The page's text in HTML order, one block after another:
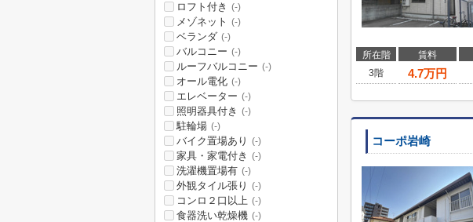
所在階 賃料
3階
4.7万円
コーポ岩崎
ロフト付き (-)
メゾネット (-)
ベランダ (-)
バルコニー (-)
ルーフバルコニー (-)
オール電化 (-)
エレベーター (-)
照明器具付き (-)
駐輪場 (-)
バイク置場あり (-)
家具・家電付き (-)
洗濯機置場有 (-)
外観タイル張り (-)
コンロ２口以上 (-)
食器洗い乾燥機 (-)